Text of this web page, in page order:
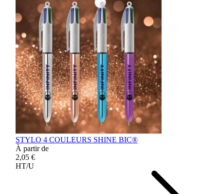
STYLO 4 COULEURS SHINE BIC®
À partir de
2,05 €
HT/U